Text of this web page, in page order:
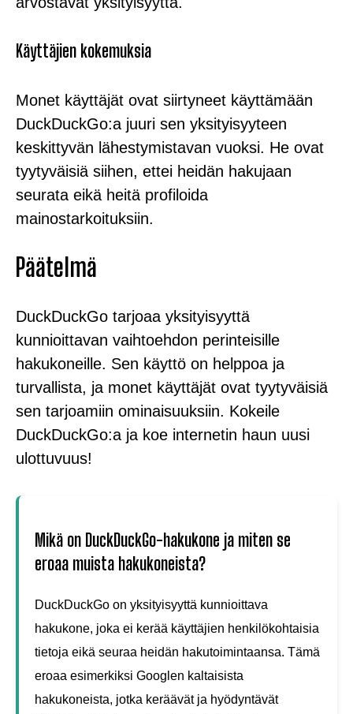
Käyttäjien kokemuksia
Monet käyttäjät ovat siirtyneet käyttämään
DuckDuckGo:a juuri sen yksityisyyteen
keskittyvän lähestymistavan vuoksi. He ovat
tyytyväisiä siihen, ettei heidän hakujaan
seurata eikä heitä profiloida
mainostarkoituksiin.
Päätelmä
DuckDuckGo tarjoaa yksityisyyttä
kunnioittavan vaihtoehdon perinteisille
hakukoneille. Sen käyttö on helppoa ja
turvallista, ja monet käyttäjät ovat tyytyväisiä
sen tarjoamiin ominaisuuksiin. Kokeile
DuckDuckGo:a ja koe internetin haun uusi
ulottuvuus!
Mikä on DuckDuckGo-hakukone ja miten se
eroaa muista hakukoneista?
DuckDuckGo on yksityisyyttä kunnioittava
hakukone, joka ei kerää käyttäjien henkilökohtaisia
tietoja eikä seuraa heidän hakutoimintaansa. Tämä
eroaa esimerkiksi Googlen kaltaisista
hakukoneista, jotka keräävät ja hyödyntävät